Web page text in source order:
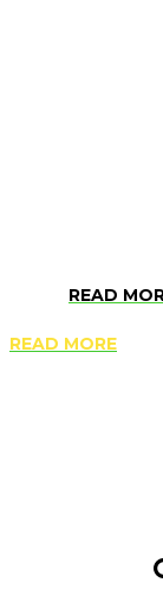
READ
READ MORE